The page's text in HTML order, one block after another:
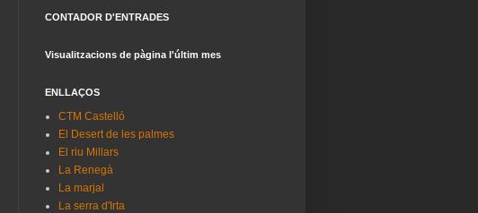
CONTADOR D'ENTRADES
Visualitzacions de pàgina l'últim mes
ENLLAÇOS
CTM Castelló
El Desert de les palmes
El riu Millars
La Renegà
La marjal
La serra d'Irta